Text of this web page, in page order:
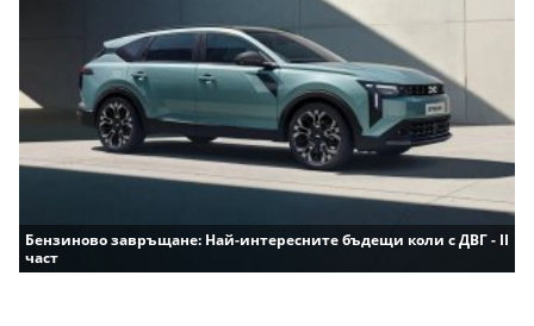
Бензиново завръщане: Най-интересните бъдещи коли с ДВГ - II
част